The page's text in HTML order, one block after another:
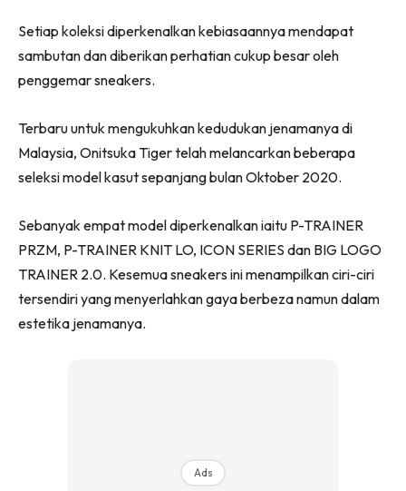
Setiap koleksi diperkenalkan kebiasaannya mendapat
sambutan dan diberikan perhatian cukup besar oleh
penggemar sneakers.
Terbaru untuk mengukuhkan kedudukan jenamanya di
Malaysia, Onitsuka Tiger telah melancarkan beberapa
seleksi model kasut sepanjang bulan Oktober 2020.
Sebanyak empat model diperkenalkan iaitu P-TRAINER
PRZM, P-TRAINER KNIT LO, ICON SERIES dan BIG LOGO
TRAINER 2.0. Kesemua sneakers ini menampilkan ciri-ciri
tersendiri yang menyerlahkan gaya berbeza namun dalam
estetika jenamanya.
Ads